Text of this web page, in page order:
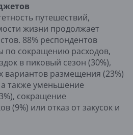
путешествий,
жизни продолжает
88% респондентов
сокращению расходов,
в пиковый сезон (30%),
размещения (23%)
также уменьшение
сокращение
(9%) или отказ от закусок и